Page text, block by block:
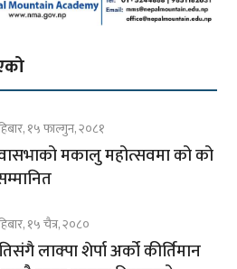
१५ फाल्गुन, २०८१
मकालु महोत्सवमा को को
१५ चैत्र, २०८०
लाक्पा शेर्पा अर्को कीर्तिमान